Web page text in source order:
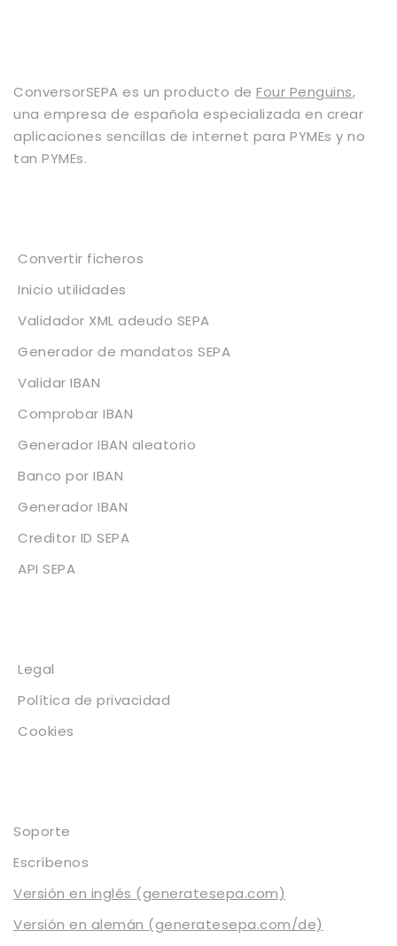
ConversorSEPA es un producto de Four Penguins,
una empresa de española especializada en crear
aplicaciones sencillas de internet para PYMEs y no
tan PYMEs.
Convertir ficheros
Inicio utilidades
Validador XML adeudo SEPA
Generador de mandatos SEPA
Validar IBAN
Comprobar IBAN
Generador IBAN aleatorio
Banco por IBAN
Generador IBAN
Creditor ID SEPA
API SEPA
Legal
Política de privacidad
Cookies
Soporte
Escríbenos
Versión en inglés (generatesepa.com)
Versión en alemán (generatesepa.com/de)